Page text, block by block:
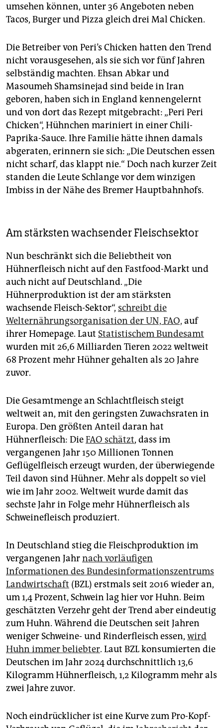
umsehen können, unter 36 Angeboten neben
Tacos, Burger und Pizza gleich drei Mal Chicken.
Die Betreiber von Peri’s Chicken hatten den Trend
nicht vorausgesehen, als sie sich vor fünf Jahren
selbständig machten. Ehsan Abkar und
Masoumeh Shamsinejad sind beide in Iran
geboren, haben sich in England kennengelernt
und von dort das Rezept mitgebracht: „Peri Peri
Chicken“, Hühnchen mariniert in einer Chili-
Paprika-Sauce. Ihre Familie hätte ihnen damals
abgeraten, erinnern sie sich: „Die Deutschen essen
nicht scharf, das klappt nie.“ Doch nach kurzer Zeit
standen die Leute Schlange vor dem winzigen
Imbiss in der Nähe des Bremer Hauptbahnhofs.
Am stärksten wachsender Fleischsektor
Nun beschränkt sich die Beliebtheit von
Hühnerfleisch nicht auf den Fastfood-Markt und
auch nicht auf Deutschland. „Die
Hühnerproduktion ist der am stärksten
wachsende Fleisch-Sektor“, schreibt die
Welternährungsorganisation der UN, FAO, auf
ihrer Homepage. Laut Statistischem Bundesamt
wurden mit 26,6 Mil­liarden Tieren 2022 weltweit
68 Prozent mehr Hühner gehalten als 20 Jahre
zuvor.
Die Gesamtmenge an Schlachtfleisch steigt
weltweit an, mit den geringsten Zuwachsraten in
Europa. Den größten Anteil daran hat
Hühnerfleisch: DieFAO schätzt, dass im
vergangenen Jahr 150 Millio­nen Tonnen
Geflügelfleisch erzeugt wurden, der überwiegende
Teil davon sind Hühner. Mehr als doppelt so viel
wie im Jahr 2002. Weltweit wurde damit das
sechste Jahr in Folge mehr Hühnerfleisch als
Schweinefleisch produziert.
In Deutschland stieg die Fleischproduktion im
vergangenen Jahrnach vorläufigen
Informationen des Bundesinformationszentrums
Landwirtschaft (BZL) erstmals seit 2016 wieder an,
um 1,4 Prozent, Schwein lag hier vor Huhn. Beim
geschätzten Verzehr geht der Trend aber eindeutig
zum Huhn. Während die Deutschen seit Jahren
weniger Schweine- und Rinderfleisch essen, wird
Huhn immer beliebter. Laut BZL konsumierten die
Deutschen im Jahr 2024 durchschnittlich 13,6
Kilogramm Hühnerfleisch, 1,2 Kilogramm mehr als
zwei Jahre zuvor.
Noch eindrücklicher ist eine Kurve zum Pro-Kopf-